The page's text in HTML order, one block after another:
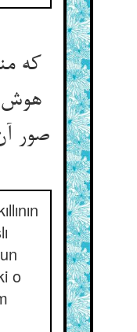
که
صور
o